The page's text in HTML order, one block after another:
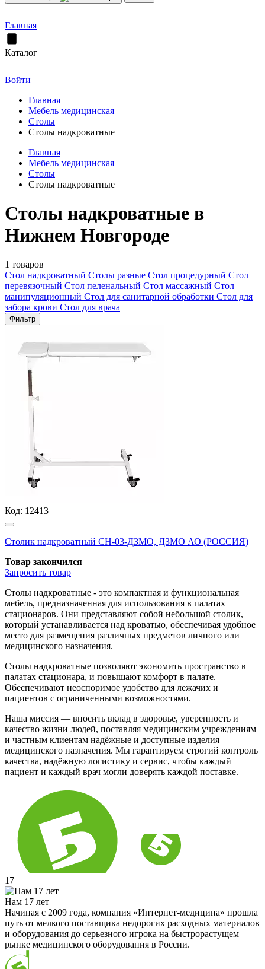
Главная
Каталог
Войти
Главная
Мебель медицинская
Столы
Столы надкроватные
Главная
Мебель медицинская
Столы
Столы надкроватные
Столы надкроватные в
Нижнем Новгороде
1 товаров
Стол надкроватный Столы разные Стол процедурный Стол
перевязочный Стол пеленальный Стол массажный Стол
манипуляционный Стол для санитарной обработки Стол для
забора крови Стол для врача
Фильтр
Код: 12413
Столик надкроватный СН-03-ДЗМО, ДЗМО АО (РОССИЯ)
Товар закончился
Запросить товар
Столы надкроватные - это компактная и функциональная
мебель, предназначенная для использования в палатах
стационаров. Они представляют собой небольшой столик,
который устанавливается над кроватью, обеспечивая удобное
место для размещения различных предметов личного или
медицинского назначения.
Столы надкроватные позволяют экономить пространство в
палатах стационара, и повышают комфорт в палате.
Обеспечивают неоспоримое удобство для лежачих и
пациентов с ограниченными возможностями.
Наша миссия — вносить вклад в здоровье, уверенность и
качество жизни людей, поставляя медицинским учреждениям
и частным клиентам надёжные и доступные изделия
медицинского назначения. Мы гарантируем строгий контроль
качества, надёжную логистику и сервис, чтобы каждый
пациент и каждый врач могли доверять каждой поставке.
17
Нам 17 лет
Начиная с 2009 года, компания «Интернет-медицина» прошла
путь от мелкого поставщика недорогих расходных материалов
и оборудования до серьезного игрока на быстрорастущем
рынке медицинского оборудования в России.